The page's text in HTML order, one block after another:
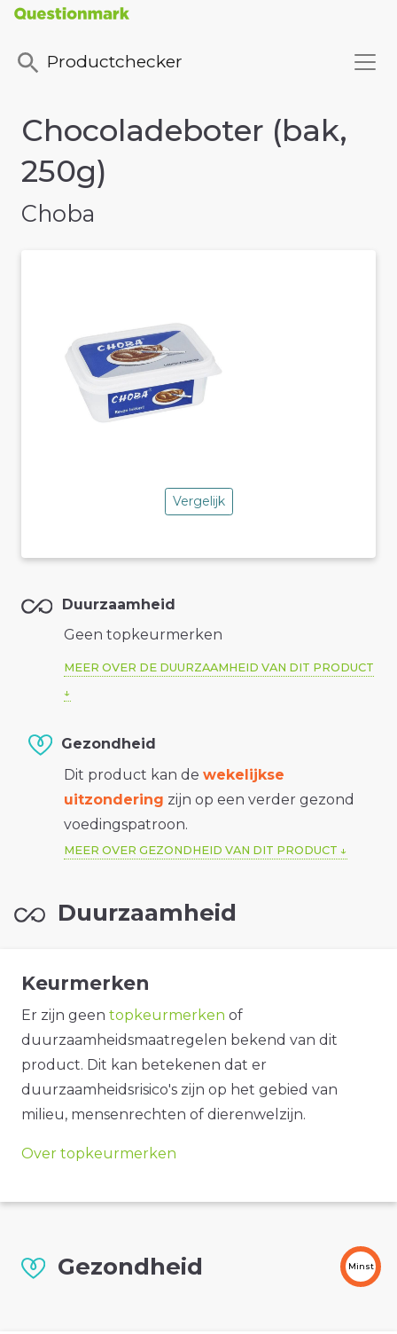
Productchecker
Chocoladeboter (bak,
250g)
Choba
Vergelijk
Duurzaamheid
Geen topkeurmerken
MEER OVER DE DUURZAAMHEID VAN DIT PRODUCT
Gezondheid
Dit product kan de wekelijkse
uitzondering zijn op een verder gezond
voedingspatroon.
MEER OVER GEZONDHEID VAN DIT PRODUCT
Duurzaamheid
Keurmerken
Er zijn geen topkeurmerken of
duurzaamheidsmaatregelen bekend van dit
product. Dit kan betekenen dat er
duurzaamheidsrisico's zijn op het gebied van
milieu, mensenrechten of dierenwelzijn.
Over topkeurmerken
Gezondheid Minst